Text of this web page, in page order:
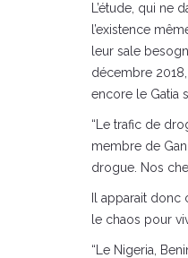
L’étude, qui
l’existence
leur sale
décembre
encore le Gatia
“Le trafic de
membre de
drogue. Nos
Il apparait
le chaos pour
“Le Nigeria,